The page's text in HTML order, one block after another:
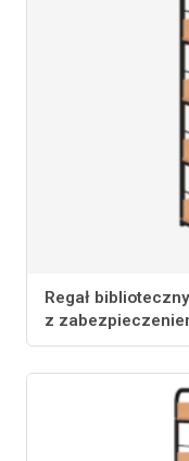
Regał
z